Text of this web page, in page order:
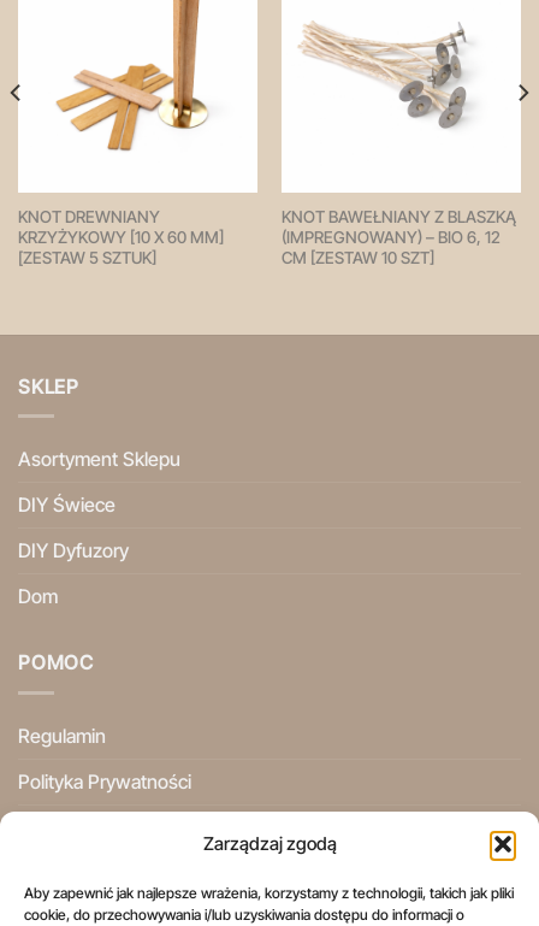
Zarządzaj zgodą
Aby zapewnić jak najlepsze wrażenia, korzystamy z technologii, takich jak pliki
cookie, do przechowywania i/lub uzyskiwania dostępu do informacji o
KNOT DREWNIANY
KRZYŻYKOWY [10 X 60 MM]
[ZESTAW 5 SZTUK]
później!
KNOT BAWEŁNIANY Z BLASZKĄ
(IMPREGNOWANY) – BIO 6, 12
CM [ZESTAW 10 SZT]
SKLEP
Asortyment Sklepu
DIY Świece
DIY Dyfuzory
Dom
POMOC
Regulamin
Polityka Prywatności
Prawo do odstąpienia od umowy